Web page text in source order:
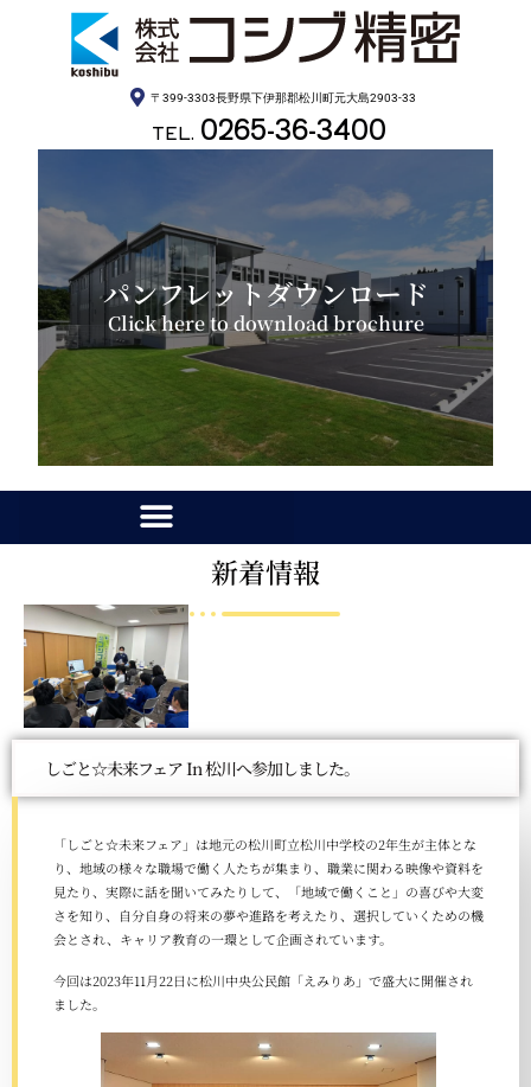
〒399-3303長野県下伊那郡松川町元大島2903-33
TEL. 0265-36-3400
パンフレットダウンロード
Click here to download brochure
新着情報
しごと☆未来フェア In 松川へ参加しました。
「しごと☆未来フェア」は地元の松川町立松川中学校の2年生が主体とな
り、地域の様々な職場で働く人たちが集まり、職業に関わる映像や資料を
見たり、実際に話を聞いてみたりして、「地域で働くこと」の喜びや大変
さを知り、自分自身の将来の夢や進路を考えたり、選択していくための機
会とされ、キャリア教育の一環として企画されています。
今回は2023年11月22日に松川中央公民館「えみりあ」で盛大に開催され
ました。